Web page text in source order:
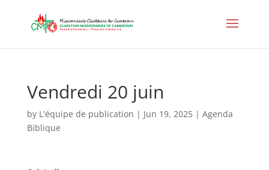
Vendredi 20 juin
by L'équipe de publication | Jun 19, 2025| Agenda
Biblique